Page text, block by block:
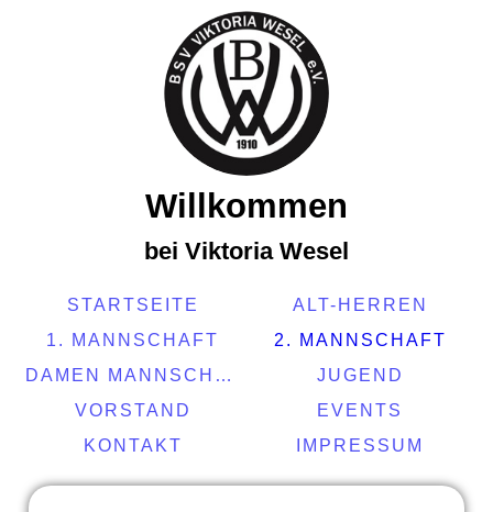
Willkommen
bei Viktoria Wesel
STARTSEITE
ALT-HERREN
1. MANNSCHAFT
2. MANNSCHAFT
DAMEN MANNSCHAFT
JUGEND
VORSTAND
EVENTS
KONTAKT
IMPRESSUM